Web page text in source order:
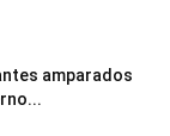
amparados